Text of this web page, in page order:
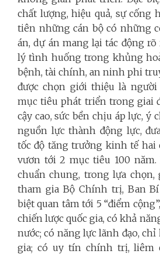
chất lượng, hiệu quả, sự cống
tiên những cán bộ có những
án, dự án mang lại tác động
lý tình huống trong khủng
bệnh, tài chính, an ninh phi
được chọn giới thiệu là
mục tiêu phát triển trong giai
cậy cao, sức bền chịu áp lực, ý
nguồn lực thành động lực,
tốc độ tăng trưởng kinh tế hai
vươn tới 2 mục tiêu 100 năm.
chuẩn chung, trong lựa
tham gia Bộ Chính trị, Ban Bí
biệt quan tâm tới 5 “điểm
chiến lược quốc gia, có khả
nước; có năng lực lãnh đạo,
gia; có uy tín chính trị, liêm